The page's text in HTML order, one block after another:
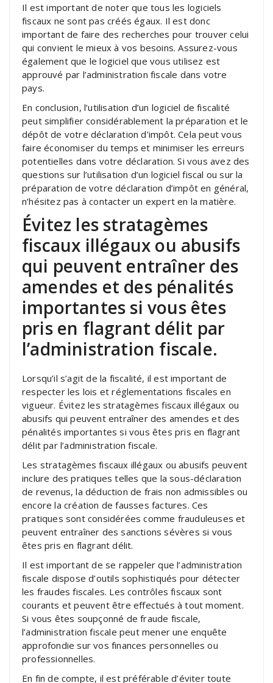
Il est important de noter que tous les logiciels
fiscaux ne sont pas créés égaux. Il est donc
important de faire des recherches pour trouver celui
qui convient le mieux à vos besoins. Assurez-vous
également que le logiciel que vous utilisez est
approuvé par l’administration fiscale dans votre
pays.
En conclusion, l’utilisation d’un logiciel de fiscalité
peut simplifier considérablement la préparation et le
dépôt de votre déclaration d’impôt. Cela peut vous
faire économiser du temps et minimiser les erreurs
potentielles dans votre déclaration. Si vous avez des
questions sur l’utilisation d’un logiciel fiscal ou sur la
préparation de votre déclaration d’impôt en général,
n’hésitez pas à contacter un expert en la matière.
Évitez les stratagèmes
fiscaux illégaux ou abusifs
qui peuvent entraîner des
amendes et des pénalités
importantes si vous êtes
pris en flagrant délit par
l’administration fiscale.
Lorsqu’il s’agit de la fiscalité, il est important de
respecter les lois et réglementations fiscales en
vigueur. Évitez les stratagèmes fiscaux illégaux ou
abusifs qui peuvent entraîner des amendes et des
pénalités importantes si vous êtes pris en flagrant
délit par l’administration fiscale.
Les stratagèmes fiscaux illégaux ou abusifs peuvent
inclure des pratiques telles que la sous-déclaration
de revenus, la déduction de frais non admissibles ou
encore la création de fausses factures. Ces
pratiques sont considérées comme frauduleuses et
peuvent entraîner des sanctions sévères si vous
êtes pris en flagrant délit.
Il est important de se rappeler que l’administration
fiscale dispose d’outils sophistiqués pour détecter
les fraudes fiscales. Les contrôles fiscaux sont
courants et peuvent être effectués à tout moment.
Si vous êtes soupçonné de fraude fiscale,
l’administration fiscale peut mener une enquête
approfondie sur vos finances personnelles ou
professionnelles.
En fin de compte, il est préférable d’éviter toute